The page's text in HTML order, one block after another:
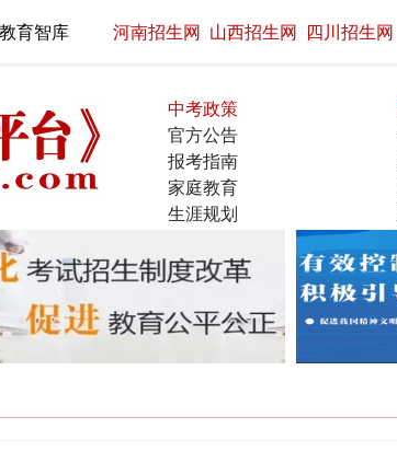
育智库 河南招生网 山西招生网 四川招生网
中考政策
官方公告
报考指南
家庭教育
生涯规划